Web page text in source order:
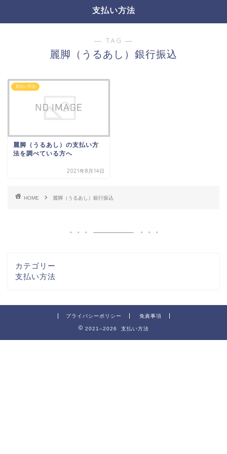
支払い方法
― TAG ―
麗脚（うるあし）銀行振込
支払い方法
麗脚（うるあし）の支払い方
法を調べている方へ
2021年8月14日
HOME 麗脚（うるあし）銀行振込
カテゴリー
支払い方法
プライバシーポリシー 免責事項
2021–2026 支払い方法